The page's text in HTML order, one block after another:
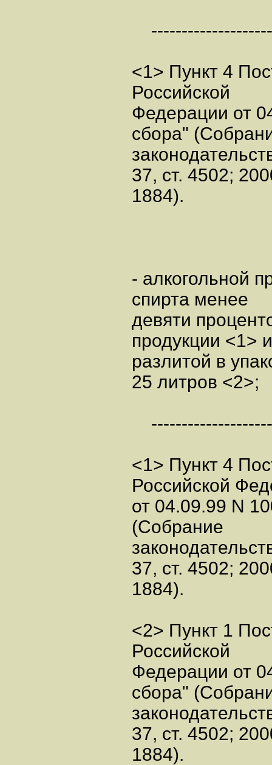
<1> Пункт 4
Российской
Федерации от
сбора"
37, ст. 4502;
1884).
- алкогольной
спирта менее
девяти
продукции <1>
разлитой в
25 литров <2>;
<1> Пункт 4
Российской
от 04.09.99 N
(Собрание
37, ст. 4502;
1884).
<2> Пункт 1
Российской
Федерации от
сбора"
37, ст. 4502;
1884).